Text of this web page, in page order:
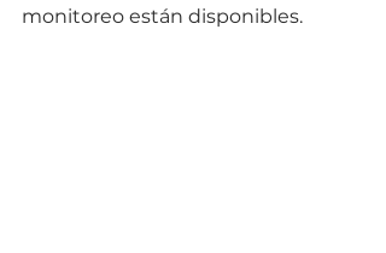
monitoreo están disponibles.